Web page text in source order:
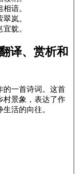
谙。
岚。
躭。
译、赏析和
的一首诗词。这首
村景象，表达了作
活的向往。